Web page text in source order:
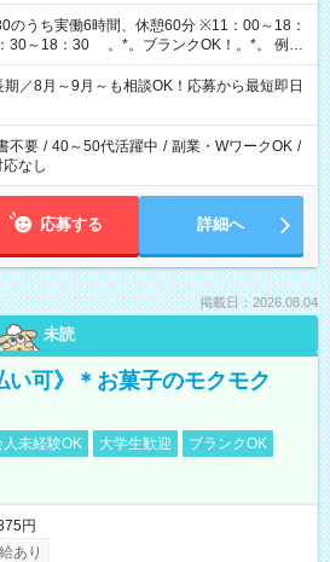
のうち実働6時間、休憩60分 ※11：00～18：
ブランクOK！。*。 例え
団法人/事務/コールセンター/受付/販売/カフェ
販売/ホテルフロント/化粧品販売/など 様々な
躍されています♪
期／8月～9月～も相談OK！応募から最短即日
不要 / 40～50代活躍中 / 副業・WワークOK /
なし
応募する 詳細へ
掲載日：2026.08.04
未読
い可》＊お菓子のモクモク
人未経験OK 大学生歓迎
ブランクOK
円
あり